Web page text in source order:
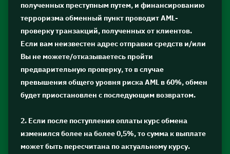
полученных преступным путем, и финансированию
терроризма обменный пункт проводит AML-
проверку транзакций, полученных от клиентов.
Если вам неизвестен адрес отправки средств и/или
Вы не можете/отказываетесь пройти
предварительную проверку, то в случае
превышения общего уровня риска AML в 60%, обмен
будет приостановлен с последующим возвратом.
2. Если после поступления оплаты курс обмена
изменился более на более 0,5%, то сумма к выплате
может быть пересчитана по актуальному курсу.